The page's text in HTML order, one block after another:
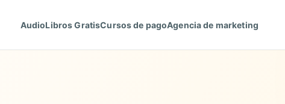
AudioLibros GratisCursos de pagoAgencia de marketing